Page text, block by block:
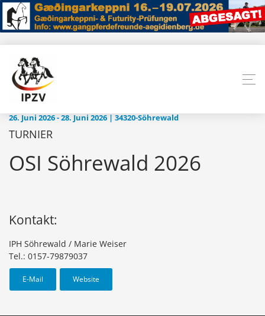
26. Juni 2026 - 28. Juni 2026 | 34320-Söhrewald
TURNIER
OSI Söhrewald 2026
Kontakt:
IPH Söhrewald / Marie Weiser
Tel.: 0157-79879037
E-Mail Website